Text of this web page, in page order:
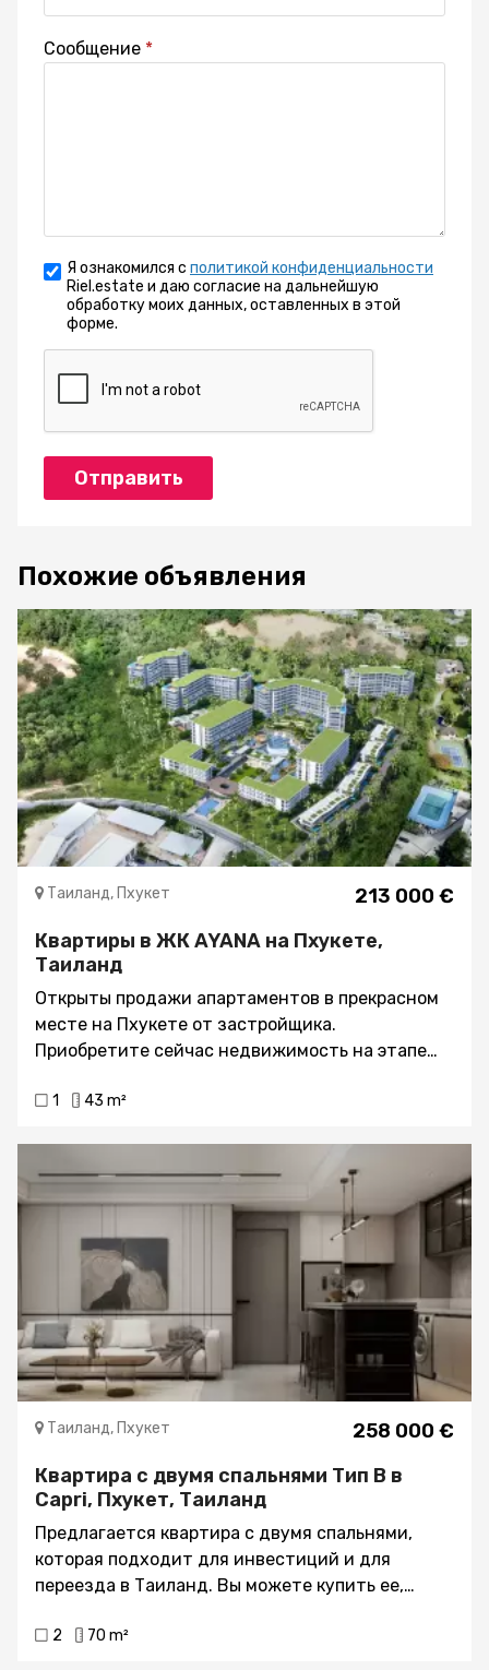
Сообщение
Я ознакомился с политикой конфиденциальности
Riel.estate и даю согласие на дальнейшую
обработку моих данных, оставленных в этой
форме.
Отправить
Похожие объявления
213 000 €
Таиланд, Пхукет
Квартиры в ЖК AYANA на Пхукете,
Таиланд
Открыты продажи апартаментов в прекрасном
месте на Пхукете от застройщика.
Приобретите сейчас недвижимость на этапе
дальнейшем стоимость будет расти. Варианты
детскую площадку, тренажерный зал,
прогулочные дорожки, бассейн и многое другое.
Рядом находятся все необходимые объекты
инфраструктуры для комфортной жизни.
Инвестирование в такую недвижимость
окупится, поскольку Пхукет является
популярным туристическим островом. Здесь
легко сдать жильё в аренду и при
необходимости перепродать.
1 43 m²
258 000 €
Таиланд, Пхукет
Квартира с двумя спальнями Тип В в
Capri, Пхукет, Таиланд
Предлагается квартира с двумя спальнями,
которая подходит для инвестиций и для
переезда в Таиланд. Вы можете купить ее,
получает, покупая эту квартиру: балкон,
2 70 m²